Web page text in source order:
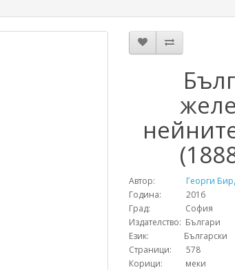
Автор:
Георги
Година: 2016
Град: София
Издателство: Българи
Език: Български
Страници: 578
Корици: меки